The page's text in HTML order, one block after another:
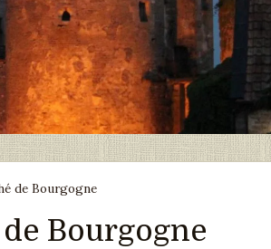
de Bourgogne
Bourgogne